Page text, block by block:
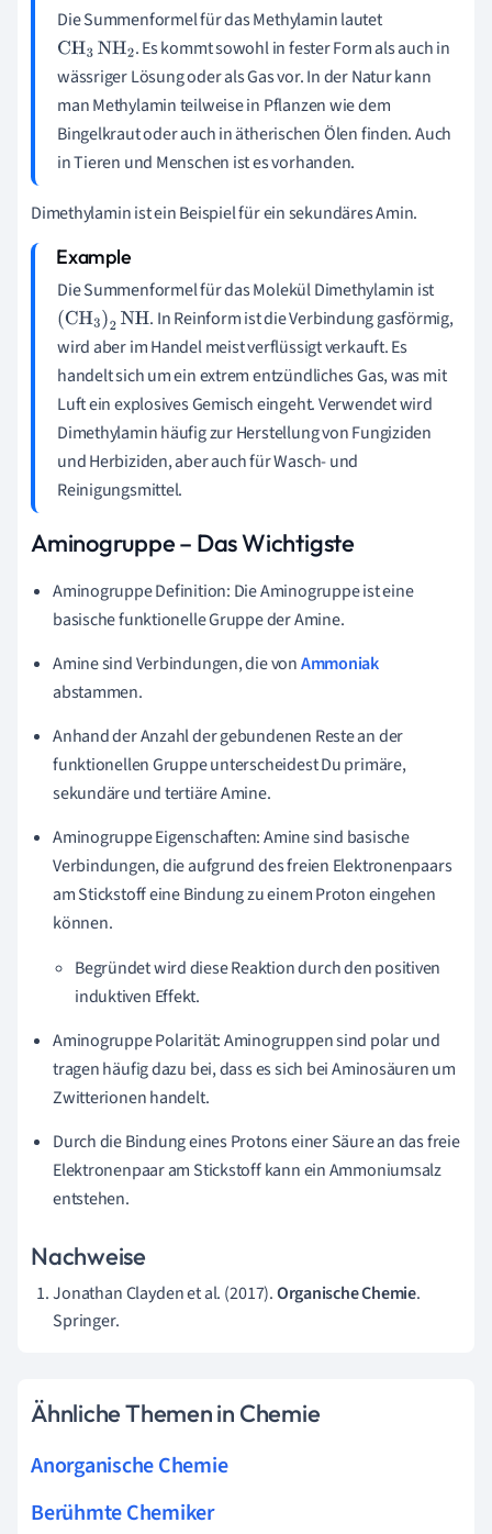
Die Summenformel für das Methylamin lautet
CH3NH2
. Es kommt sowohl in fester Form als auch in
wässriger Lösung oder als Gas vor. In der Natur kann
man Methylamin teilweise in Pflanzen wie dem
Bingelkraut oder auch in ätherischen Ölen finden. Auch
in Tieren und Menschen ist es vorhanden.
Dimethylamin ist ein Beispiel für ein sekundäres Amin.
Die Summenformel für das Molekül Dimethylamin ist
(CH3)2NH
. In Reinform ist die Verbindung gasförmig,
wird aber im Handel meist verflüssigt verkauft. Es
handelt sich um ein extrem entzündliches Gas, was mit
Luft ein explosives Gemisch eingeht. Verwendet wird
Dimethylamin häufig zur Herstellung von Fungiziden
und Herbiziden, aber auch für Wasch- und
Reinigungsmittel.
Aminogruppe – Das Wichtigste
Aminogruppe Definition: Die Aminogruppe ist eine
basische funktionelle Gruppe der Amine.
Amine sind Verbindungen, die vonAmmoniak
abstammen.
Anhand der Anzahl der gebundenen Reste an der
funktionellen Gruppe unterscheidest Du primäre,
sekundäre und tertiäre Amine.
Aminogruppe Eigenschaften: Amine sind basische
Verbindungen, die aufgrund des freien Elektronenpaars
am Stickstoff eine Bindung zu einem Proton eingehen
können.
Begründet wird diese Reaktion durch den positiven
induktiven Effekt.
Aminogruppe Polarität: Aminogruppen sind polar und
tragen häufig dazu bei, dass es sich bei Aminosäuren um
Zwitterionen handelt.
Durch die Bindung eines Protons einer Säure an das freie
Elektronenpaar am Stickstoff kann ein Ammoniumsalz
entstehen.
Nachweise
Jonathan Clayden et al. (2017).Organische Chemie.
Springer.
Ähnliche Themen in Chemie
Anorganische Chemie
Berühmte Chemiker